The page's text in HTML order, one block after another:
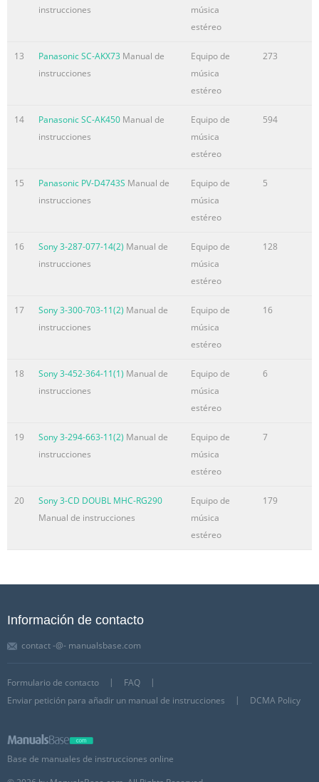
instrucciones
música
estéreo
13 Panasonic SC-AKX73 Manual de
instrucciones
Equipo de
música
estéreo
273
14 Panasonic SC-AK450 Manual de
instrucciones
Equipo de
música
estéreo
594
15 Panasonic PV-D4743S Manual de
instrucciones
Equipo de
música
estéreo
5
16 Sony 3-287-077-14(2) Manual de
instrucciones
Equipo de
música
estéreo
128
17 Sony 3-300-703-11(2) Manual de
instrucciones
Equipo de
música
estéreo
16
18 Sony 3-452-364-11(1) Manual de
instrucciones
Equipo de
música
estéreo
6
19 Sony 3-294-663-11(2) Manual de
instrucciones
Equipo de
música
estéreo
7
20
Sony 3-CD DOUBL MHC-RG290
Manual de instrucciones
Equipo de
música
estéreo
179
Información de contacto
contact -@- manualsbase.com
Formulario de contacto
FAQ
Enviar petición para añadir un manual de instrucciones
DCMA Policy
Base de manuales de instrucciones online